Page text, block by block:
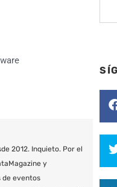
2012. Inquieto. Por el
y
de eventos